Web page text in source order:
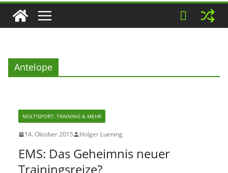
Antelope
MULTISPORT: TRAINING & MEHR
14. Oktober 2015 Holger Luening
EMS: Das Geheimnis neuer
Trainingsreize?